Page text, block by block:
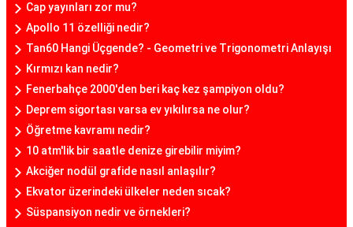
Cap yayınları zor mu?
Apollo 11 özelliği nedir?
Tan60 Hangi Üçgende? - Geometri ve Trigonometri Anlayışı
Kırmızı kan nedir?
Fenerbahçe 2000'den beri kaç kez şampiyon oldu?
Deprem sigortası varsa ev yıkılırsa ne olur?
Öğretme kavramı nedir?
10 atm'lik bir saatle denize girebilir miyim?
Akciğer nodül grafide nasıl anlaşılır?
Ekvator üzerindeki ülkeler neden sıcak?
Süspansiyon nedir ve örnekleri?